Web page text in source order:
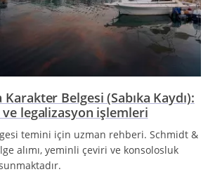
Karakter Belgesi (Sabıka Kaydı):
legalizasyon işlemleri
temini için uzman rehberi. Schmidt &
alımı, yeminli çeviri ve konsolosluk